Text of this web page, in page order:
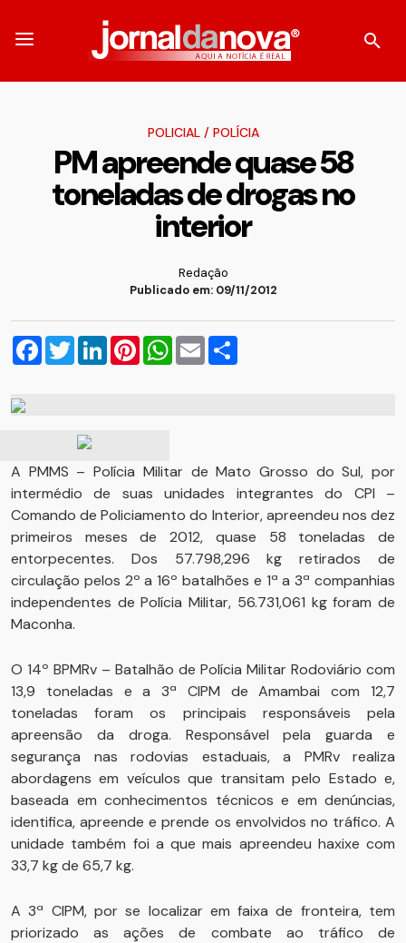
POLICIAL/ POLÍCIA
PM apreende quase 58
toneladas de drogas no
interior
Redação
Publicado em: 09/11/2012
Facebook
TwitterLinkedInPinterestWhatsApp
Email
A PMMS – Polícia Militar de Mato Grosso do Sul, por
intermédio de suas unidades integrantes do CPI –
Comando de Policiamento do Interior, apreendeu nos dez
primeiros meses de 2012, quase 58 toneladas de
entorpecentes. Dos 57.798,296 kg retirados de
circulação pelos 2º a 16º batalhões e 1ª a 3ª companhias
independentes de Polícia Militar, 56.731,061 kg foram de
Maconha.
O 14º BPMRv – Batalhão de Polícia Militar Rodoviário com
13,9 toneladas e a 3ª CIPM de Amambai com 12,7
toneladas foram os principais responsáveis pela
apreensão da droga. Responsável pela guarda e
segurança nas rodovias estaduais, a PMRv realiza
abordagens em veículos que transitam pelo Estado e,
baseada em conhecimentos técnicos e em denúncias,
identifica, apreende e prende os envolvidos no tráfico. A
unidade também foi a que mais apreendeu haxixe com
33,7 kg de 65,7 kg.
A 3ª CIPM, por se localizar em faixa de fronteira, tem
priorizado as ações de combate ao tráfico de